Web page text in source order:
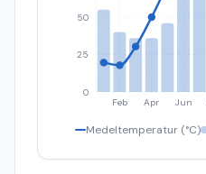
Feb Apr Jun
0
25
50
Medeltemperatur (°C)